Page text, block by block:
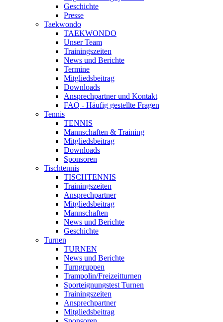
Geschichte
Presse
Taekwondo
TAEKWONDO
Unser Team
Trainingszeiten
News und Berichte
Termine
Mitgliedsbeitrag
Downloads
Ansprechpartner und Kontakt
FAQ - Häufig gestellte Fragen
Tennis
TENNIS
Mannschaften & Training
Mitgliedsbeitrag
Downloads
Sponsoren
Tischtennis
TISCHTENNIS
Trainingszeiten
Ansprechpartner
Mitgliedsbeitrag
Mannschaften
News und Berichte
Geschichte
Turnen
TURNEN
News und Berichte
Turngruppen
Trampolin/Freizeitturnen
Sporteignungstest Turnen
Trainingszeiten
Ansprechpartner
Mitgliedsbeitrag